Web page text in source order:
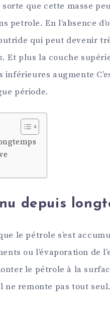
que cette masse
petrole. En l’absence
qui peut devenir
. Et plus la couche
augmente
période.
depuis
le pétrole s’est
ou l’évaporation de
le pétrole à la
ne remonte pas tout seul.